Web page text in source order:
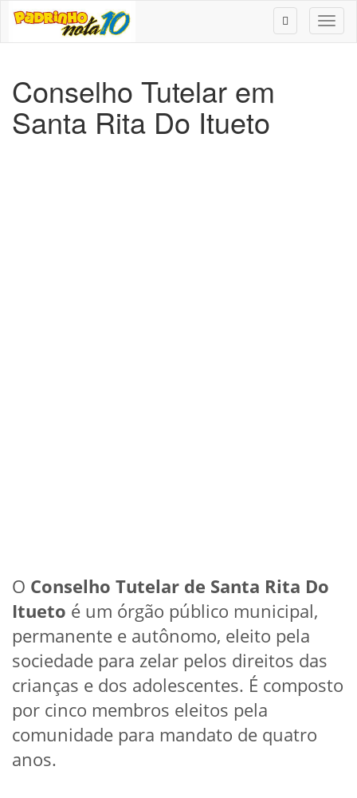
Conselho Tutelar em
Santa Rita Do Itueto
O Conselho Tutelar de Santa Rita Do
Itueto é um órgão público municipal,
permanente e autônomo, eleito pela
sociedade para zelar pelos direitos das
crianças e dos adolescentes. É composto
por cinco membros eleitos pela
comunidade para mandato de quatro
anos.